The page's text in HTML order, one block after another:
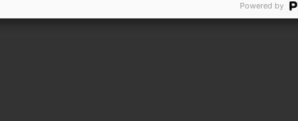
Powered by